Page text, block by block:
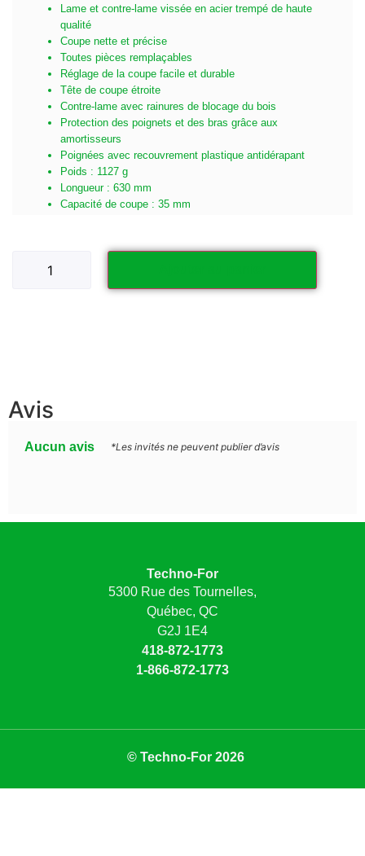
Lame et contre-lame vissée en acier trempé de haute
qualité
Coupe nette et précise
Toutes pièces remplaçables
Réglage de la coupe facile et durable
Tête de coupe étroite
Contre-lame avec rainures de blocage du bois
Protection des poignets et des bras grâce aux
amortisseurs
Poignées avec recouvrement plastique antidérapant
Poids : 1127 g
Longueur : 630 mm
Capacité de coupe : 35 mm
Avis
Aucun avis *Les invités ne peuvent publier d’avis
Techno-For
5300 Rue des Tournelles,
Québec, QC
G2J 1E4
418-872-1773
1-866-872-1773
© Techno-For 2026